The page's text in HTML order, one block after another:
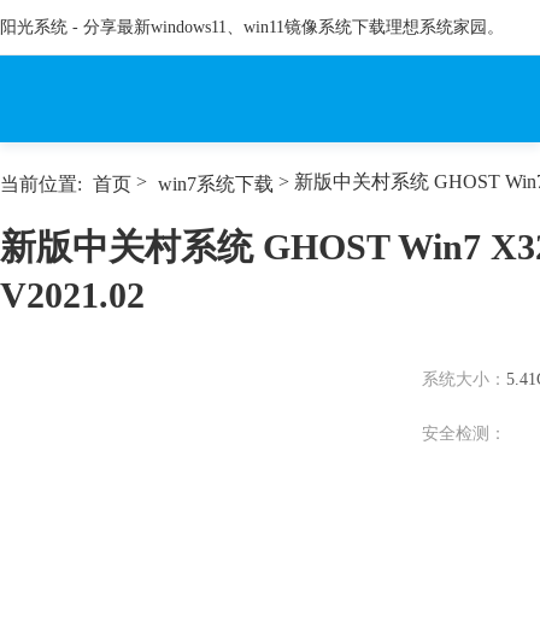
阳光系统 - 分享最新windows11、win11镜像系统下载理想系统家园。
当前位置: 首页 > win7系统下载 > 新版中关村系统 GHOST
新版中关村系统 GHOST Win7
V2021.02
系统大小：
安全检测：